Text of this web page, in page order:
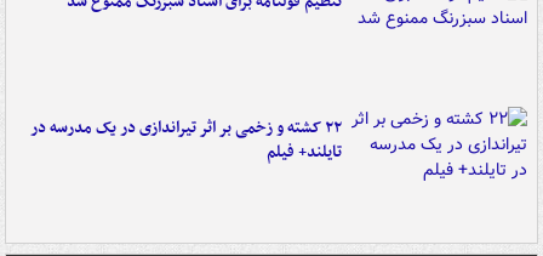
۲۲ کشته و زخمی بر اثر تیراندازی در یک مدرسه در
تایلند+ فیلم